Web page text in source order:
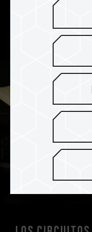
detección de
estabilidad del
comprometida